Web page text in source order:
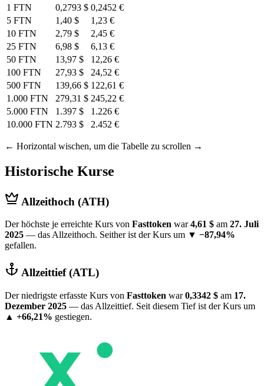
1 FTN
0,2793 $ 0,2452 €
5 FTN
1,40 $
1,23 €
10 FTN
2,79 $
2,45 €
25 FTN
6,98 $
6,13 €
50 FTN
13,97 $
12,26 €
100 FTN
27,93 $
24,52 €
500 FTN
139,66 $ 122,61 €
1.000 FTN
279,31 $ 245,22 €
5.000 FTN
1.397 $
1.226 €
10.000 FTN 2.793 $ 2.452 €
← Horizontal wischen, um die Tabelle zu scrollen →
Historische Kurse
Allzeithoch (ATH)
Der höchste je erreichte Kurs von Fasttoken war4,61 $ am 27. Juli
2025 — das Allzeithoch. Seither ist der Kurs um ▼ −87,94%
gefallen.
Allzeittief (ATL)
Der niedrigste erfasste Kurs von Fasttoken war0,3342 $ am 17.
Dezember 2025 — das Allzeittief. Seit diesem Tief ist der Kurs um
▲ +66,21% gestiegen.